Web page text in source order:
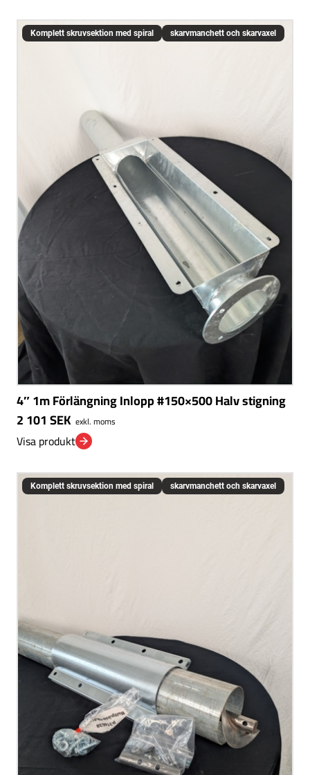
Komplett skruvsektion med spiral skarvmanchett och skarvaxel
4″ 1m Förlängning Inlopp #150×500 Halv stigning
2 101SEK exkl. moms
Visa produkt
Komplett skruvsektion med spiral skarvmanchett och skarvaxel